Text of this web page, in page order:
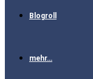
Blogroll
mehr…